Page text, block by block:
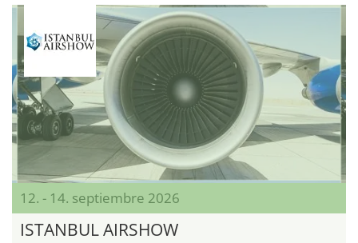
12. - 14. septiembre 2026
ISTANBUL AIRSHOW